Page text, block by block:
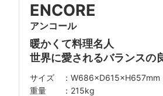
ENCORE
アンコール
暖かくて料理名人
世界に愛されるバランスの
W686×D615×H657mm
215kg